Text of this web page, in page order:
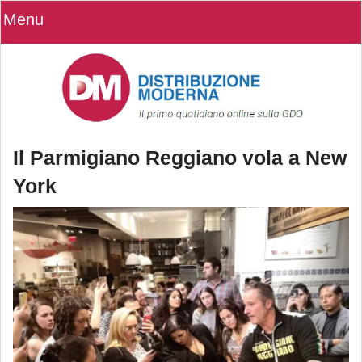
Menu
Il Parmigiano Reggiano vola a New
York